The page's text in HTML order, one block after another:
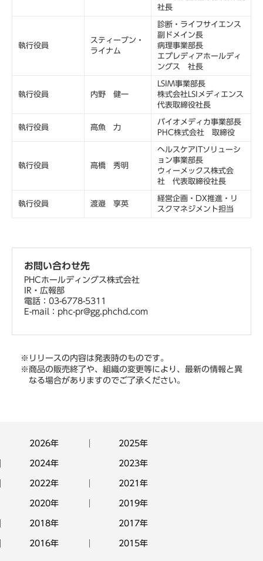
社長
執行役員
スティーブン・
ライナム
診断・ライフサイエンス
副ドメイン長
病理事業部長
エプレディアホールディ
ングス 社長
執行役員 内野 健一
LSIM事業部長
株式会社LSIメディエンス
代表取締役社長
執行役員 高魚 力
バイオメディカ事業部長
PHC株式会社 取締役
執行役員 高橋 秀明
ヘルスケアITソリューシ
ョン事業部長
ウィーメックス株式会
社 代表取締役社長
執行役員 渡邉 享英
経営企画・DX推進・リ
スクマネジメント担当
お問い合わせ先
PHCホールディングス株式会社
IR・広報部
電話：03-6778-5311
E-mail：phc-pr@gg.phchd.com
※リリースの内容は発表時のものです。
※商品の販売終了や、組織の変更等により、最新の情報と異
なる場合がありますのでご了承ください。
2026年 2025年
2024年 2023年
2022年 2021年
2020年 2019年
2018年 2017年
2016年 2015年